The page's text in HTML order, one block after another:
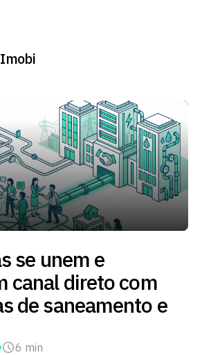
se unem e
canal direto com
de saneamento e
6 min